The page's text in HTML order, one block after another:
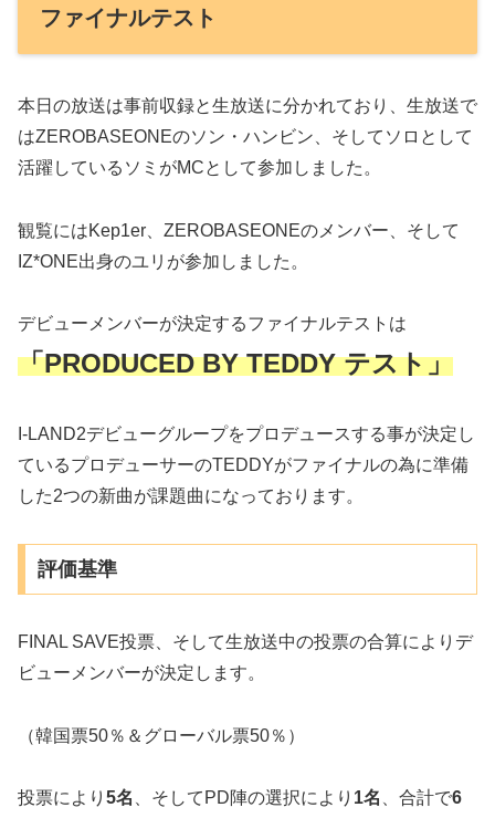
ファイナルテスト
本日の放送は事前収録と生放送に分かれており、生放送で
はZEROBASEONEのソン・ハンビン、そしてソロとして
活躍しているソミがMCとして参加しました。
観覧にはKep1er、ZEROBASEONEのメンバー、そして
IZ*ONE出身のユリが参加しました。
デビューメンバーが決定するファイナルテストは
「PRODUCED BY TEDDY テスト」
I-LAND2デビューグループをプロデュースする事が決定し
ているプロデューサーのTEDDYがファイナルの為に準備
した2つの新曲が課題曲になっております。
評価基準
FINAL SAVE投票、そして生放送中の投票の合算によりデ
ビューメンバーが決定します。
（韓国票50％＆グローバル票50％）
投票により 5名 、そしてPD陣の選択により 1名 、合計で6